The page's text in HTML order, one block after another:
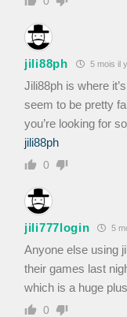
jili88ph 5 mois il
Jili88ph is where
seem to be pretty
you’re looking for
jili88ph
0
jili777login 5
Anyone else using
their games last
which is a huge
0